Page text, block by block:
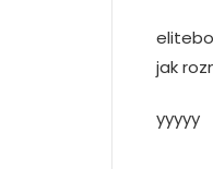
jak
yyyyy